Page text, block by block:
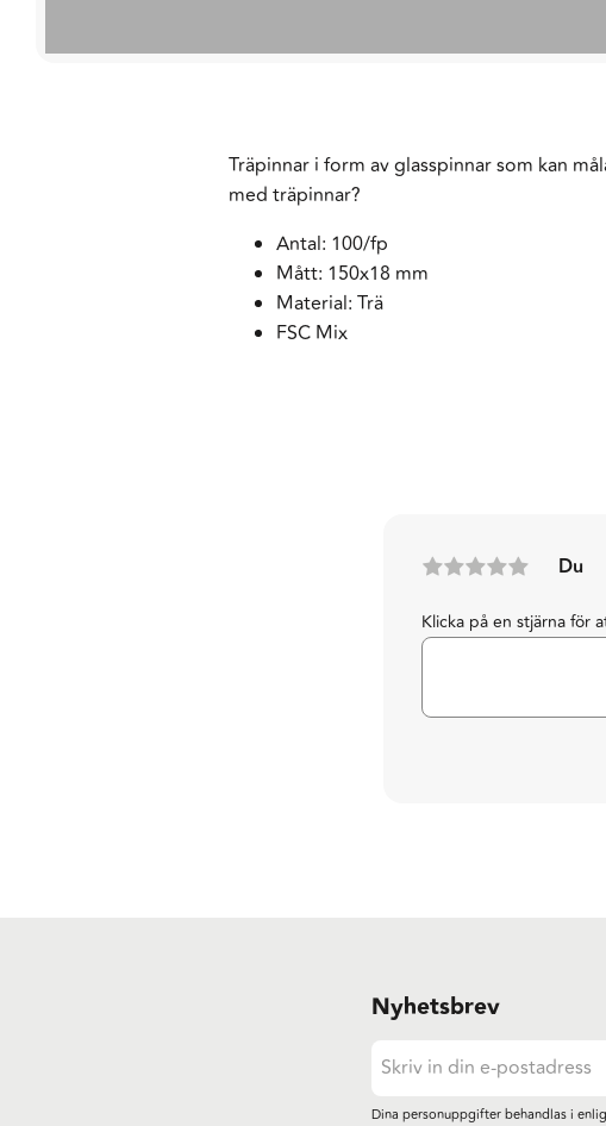
Träpinnar i form av glasspinnar som kan
med träpinnar?
Antal: 100/fp
Mått: 150x18 mm
Material: Trä
FSC Mix
Du
Klicka på en stjärna för
Nyhetsbrev
Dina personuppgifter behandlas i